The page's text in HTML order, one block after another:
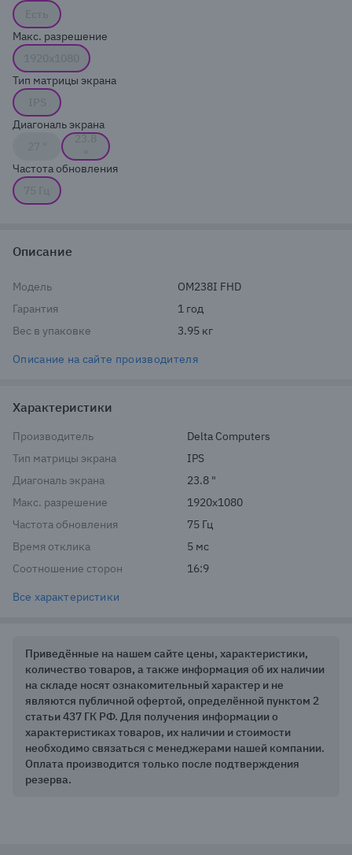
Макс. разрешение
Тип матрицы экрана
Диагональ экрана
23.8
Частота обновления
Описание
Модель
OM238I FHD
Гарантия
1 год
Вес в упаковке
3.95 кг
Описание на сайте производителя
Характеристики
Производитель
Delta Computers
Тип матрицы экрана
IPS
Диагональ экрана
23.8 "
Макс. разрешение
1920x1080
Частота обновления
75 Гц
Время отклика
5 мс
Соотношение сторон
16:9
Все характеристики
Приведённые на нашем сайте цены, характеристики,
количество товаров, а также информация об их наличии
на складе носят ознакомительный характер и не
являются публичной офертой, определённой пунктом 2
статьи 437 ГК РФ. Для получения информации о
характеристиках товаров, их наличии и стоимости
необходимо связаться с менеджерами нашей компании.
Оплата производится только после подтверждения
резерва.